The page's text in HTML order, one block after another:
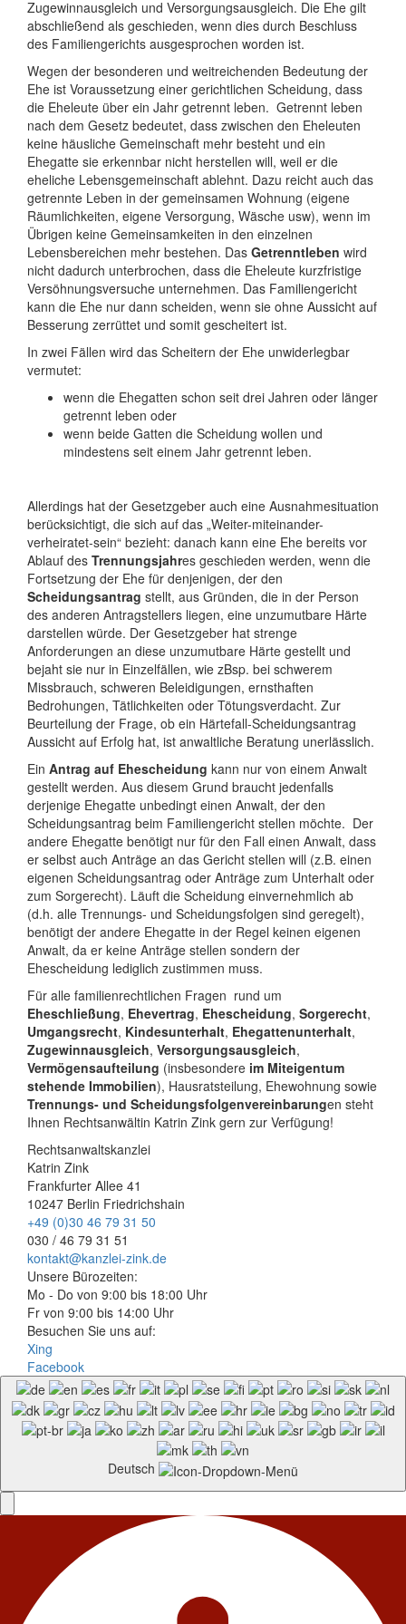
Zugewinnausgleich und Versorgungsausgleich. Die Ehe gilt
abschließend als geschieden, wenn dies durch Beschluss
des Familiengerichts ausgesprochen worden ist.
Wegen der besonderen und weitreichenden Bedeutung der
Ehe ist Voraussetzung einer gerichtlichen Scheidung, dass
die Eheleute über ein Jahr getrennt leben. Getrennt leben
nach dem Gesetz bedeutet, dass zwischen den Eheleuten
keine häusliche Gemeinschaft mehr besteht und ein
Ehegatte sie erkennbar nicht herstellen will, weil er die
eheliche Lebensgemeinschaft ablehnt. Dazu reicht auch das
getrennte Leben in der gemeinsamen Wohnung (eigene
Räumlichkeiten, eigene Versorgung, Wäsche usw), wenn im
Übrigen keine Gemeinsamkeiten in den einzelnen
Lebensbereichen mehr bestehen. Das Getrenntleben wird
nicht dadurch unterbrochen, dass die Eheleute kurzfristige
Versöhnungsversuche unternehmen. Das Familiengericht
kann die Ehe nur dann scheiden, wenn sie ohne Aussicht auf
Besserung zerrüttet und somit gescheitert ist.
In zwei Fällen wird das Scheitern der Ehe unwiderlegbar
vermutet:
wenn die Ehegatten schon seit drei Jahren oder länger
getrennt leben oder
wenn beide Gatten die Scheidung wollen und
mindestens seit einem Jahr getrennt leben.
Allerdings hat der Gesetzgeber auch eine Ausnahmesituation
berücksichtigt, die sich auf das „Weiter-miteinander-
verheiratet-sein“ bezieht: danach kann eine Ehe bereits vor
Ablauf des Trennungsjahres geschieden werden, wenn die
Fortsetzung der Ehe für denjenigen, der den
Scheidungsantrag stellt, aus Gründen, die in der Person
des anderen Antragstellers liegen, eine unzumutbare Härte
darstellen würde. Der Gesetzgeber hat strenge
Anforderungen an diese unzumutbare Härte gestellt und
bejaht sie nur in Einzelfällen, wie zBsp. bei schwerem
Missbrauch, schweren Beleidigungen, ernsthaften
Bedrohungen, Tätlichkeiten oder Tötungsverdacht. Zur
Beurteilung der Frage, ob ein Härtefall-Scheidungsantrag
Aussicht auf Erfolg hat, ist anwaltliche Beratung unerlässlich.
Ein Antrag auf Ehescheidung kann nur von einem Anwalt
gestellt werden. Aus diesem Grund braucht jedenfalls
derjenige Ehegatte unbedingt einen Anwalt, der den
Scheidungsantrag beim Familiengericht stellen möchte. Der
andere Ehegatte benötigt nur für den Fall einen Anwalt, dass
er selbst auch Anträge an das Gericht stellen will (z.B. einen
eigenen Scheidungsantrag oder Anträge zum Unterhalt oder
zum Sorgerecht). Läuft die Scheidung einvernehmlich ab
(d.h. alle Trennungs- und Scheidungsfolgen sind geregelt),
benötigt der andere Ehegatte in der Regel keinen eigenen
Anwalt, da er keine Anträge stellen sondern der
Ehescheidung lediglich zustimmen muss.
Für alle familienrechtlichen Fragen rund um
Eheschließung, Ehevertrag, Ehescheidung, Sorgerecht,
Umgangsrecht, Kindesunterhalt, Ehegattenunterhalt,
Zugewinnausgleich, Versorgungsausgleich,
Vermögensaufteilung (insbesondere im Miteigentum
stehende Immobilien), Hausratsteilung, Ehewohnung sowie
Trennungs- und Scheidungsfolgenvereinbarungen steht
Ihnen Rechtsanwältin Katrin Zink gern zur Verfügung!
Rechtsanwaltskanzlei
Katrin Zink
Frankfurter Allee 41
10247 Berlin Friedrichshain
+49 (0)30 46 79 31 50
030 / 46 79 31 51
kontakt@kanzlei-zink.de
Unsere Bürozeiten:
Mo - Do von 9:00 bis 18:00 Uhr
Fr von 9:00 bis 14:00 Uhr
Besuchen Sie uns auf:
Xing
Facebook
Deutsch